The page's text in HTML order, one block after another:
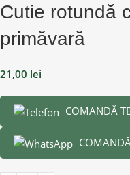
Cutie rotundă
primăvară
21,00 lei
COMANDĂ